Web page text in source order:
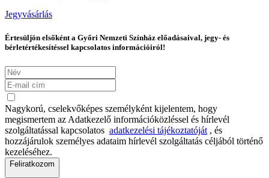
Jegyvásárlás
Értesüljön elsőként a Győri Nemzeti Színház előadásaival, jegy- és
bérletértékesítéssel kapcsolatos információiról!
Nagykorú, cselekvőképes személyként kijelentem, hogy
megismertem az Adatkezelő információközléssel és hírlevél
szolgáltatással kapcsolatos adatkezelési tájékoztatóját , és
hozzájárulok személyes adataim hírlevél szolgáltatás céljából történő
kezeléséhez.
Feliratkozom